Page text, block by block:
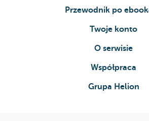
Przewodnik po
Twoje konto
O serwisie
Współpraca
Grupa Helion